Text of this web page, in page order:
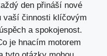
den přináší nové
vaší činnosti klíčovým
a spokojenost.
je hnacím motorem